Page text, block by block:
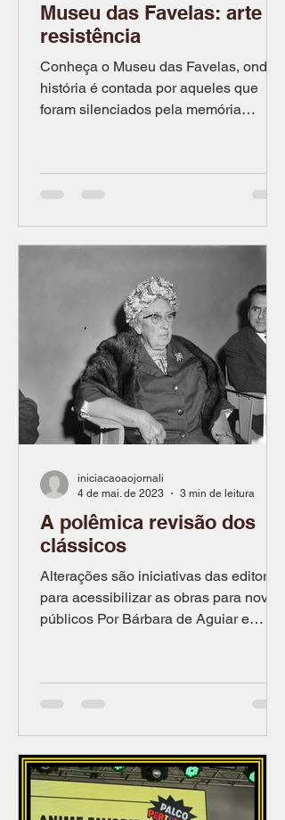
Museu das Favelas: arte e
resistência
Conheça o Museu das Favelas, onde a
história é contada por aqueles que
foram silenciados pela memória
A polêmica revisão dos
clássicos
Alterações são iniciativas das editoras
para acessibilizar as obras para novo
públicos Por Bárbara de Aguiar e
iniciacaoaojornali
4 de mai. de 2023
3 min de leitura